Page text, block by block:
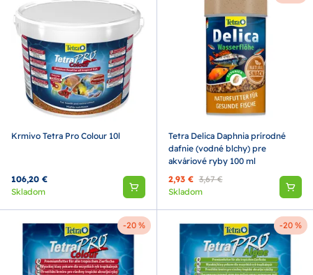
Krmivo Tetra Pro Colour 10l
106,20 €
Skladom
Tetra Delica Daphnia prírodné
dafnie (vodné blchy) pre
akváriové ryby 100 ml
2,93 € 3,67 €
Skladom
-20 % -20 %